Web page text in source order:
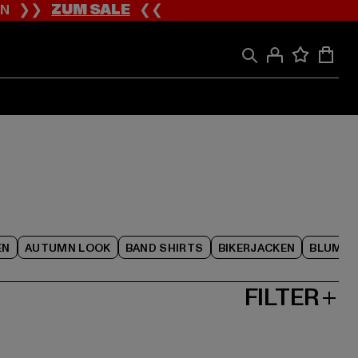
❯❯ZUM SALE❮❮
AUTUMN LOOK BAND SHIRTS BIKERJACKEN
FILTER